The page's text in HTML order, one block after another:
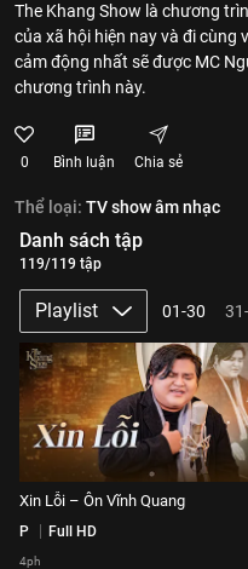
The Khang Show là chương
của xã hội hiện nay và đi cùng
cảm động nhất sẽ được MC
chương trình này.
0 Bình luận Chia sẻ
Thể loại: TV show âm nhạc
Danh sách tập
119/119 tập
Playlist 01-30
Xin Lỗi – Ôn Vĩnh Quang
P Full HD
4ph